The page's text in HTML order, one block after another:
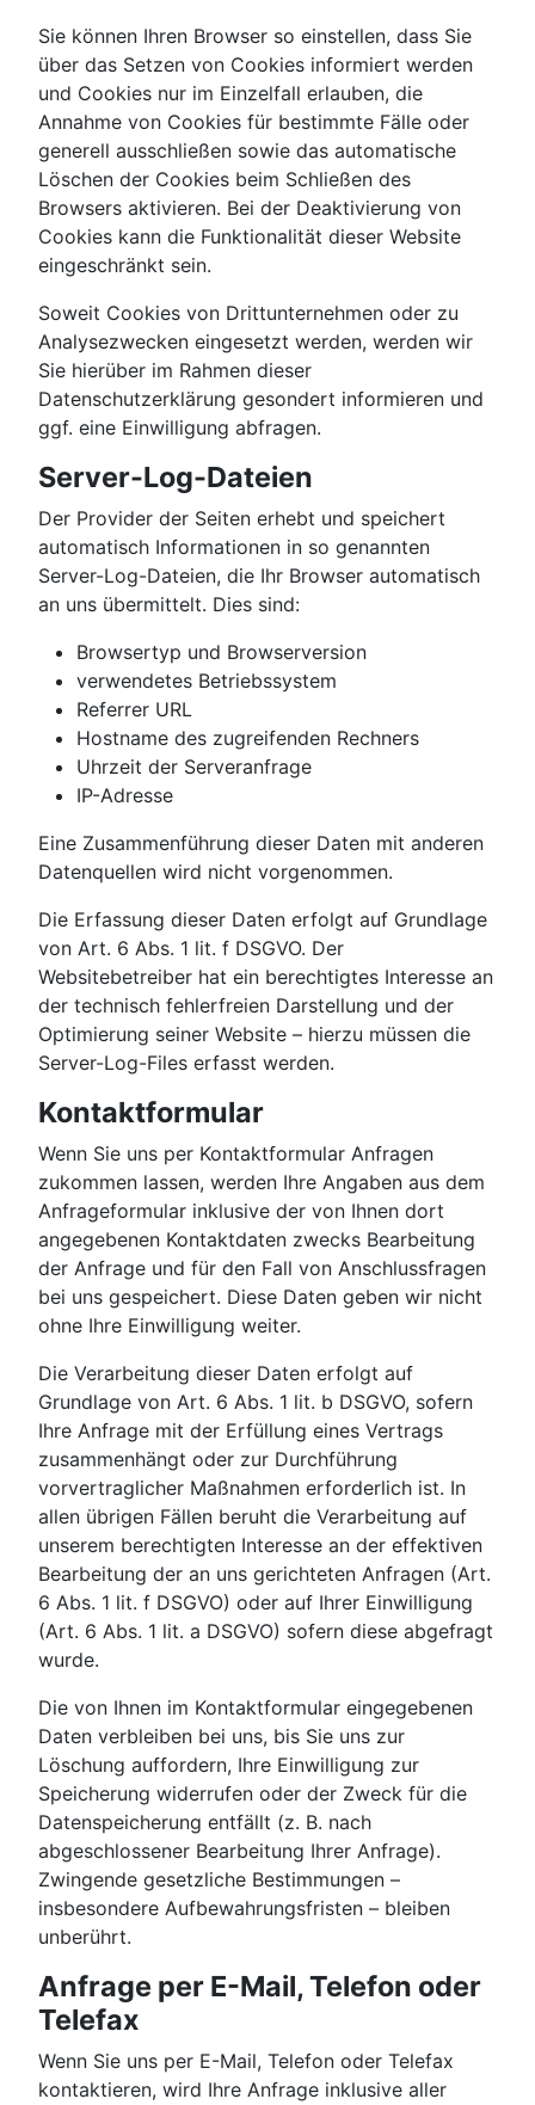
Sie können Ihren Browser so einstellen, dass Sie
über das Setzen von Cookies informiert werden
und Cookies nur im Einzelfall erlauben, die
Annahme von Cookies für bestimmte Fälle oder
generell ausschließen sowie das automatische
Löschen der Cookies beim Schließen des
Browsers aktivieren. Bei der Deaktivierung von
Cookies kann die Funktionalität dieser Website
eingeschränkt sein.
Soweit Cookies von Drittunternehmen oder zu
Analysezwecken eingesetzt werden, werden wir
Sie hierüber im Rahmen dieser
Datenschutzerklärung gesondert informieren und
ggf. eine Einwilligung abfragen.
Server-Log-Dateien
Der Provider der Seiten erhebt und speichert
automatisch Informationen in so genannten
Server-Log-Dateien, die Ihr Browser automatisch
an uns übermittelt. Dies sind:
Browsertyp und Browserversion
verwendetes Betriebssystem
Referrer URL
Hostname des zugreifenden Rechners
Uhrzeit der Serveranfrage
IP-Adresse
Eine Zusammenführung dieser Daten mit anderen
Datenquellen wird nicht vorgenommen.
Die Erfassung dieser Daten erfolgt auf Grundlage
von Art. 6 Abs. 1 lit. f DSGVO. Der
Websitebetreiber hat ein berechtigtes Interesse an
der technisch fehlerfreien Darstellung und der
Optimierung seiner Website – hierzu müssen die
Server-Log-Files erfasst werden.
Kontaktformular
Wenn Sie uns per Kontaktformular Anfragen
zukommen lassen, werden Ihre Angaben aus dem
Anfrageformular inklusive der von Ihnen dort
angegebenen Kontaktdaten zwecks Bearbeitung
der Anfrage und für den Fall von Anschlussfragen
bei uns gespeichert. Diese Daten geben wir nicht
ohne Ihre Einwilligung weiter.
Die Verarbeitung dieser Daten erfolgt auf
Grundlage von Art. 6 Abs. 1 lit. b DSGVO, sofern
Ihre Anfrage mit der Erfüllung eines Vertrags
zusammenhängt oder zur Durchführung
vorvertraglicher Maßnahmen erforderlich ist. In
allen übrigen Fällen beruht die Verarbeitung auf
unserem berechtigten Interesse an der effektiven
Bearbeitung der an uns gerichteten Anfragen (Art.
6 Abs. 1 lit. f DSGVO) oder auf Ihrer Einwilligung
(Art. 6 Abs. 1 lit. a DSGVO) sofern diese abgefragt
wurde.
Die von Ihnen im Kontaktformular eingegebenen
Daten verbleiben bei uns, bis Sie uns zur
Löschung auffordern, Ihre Einwilligung zur
Speicherung widerrufen oder der Zweck für die
Datenspeicherung entfällt (z. B. nach
abgeschlossener Bearbeitung Ihrer Anfrage).
Zwingende gesetzliche Bestimmungen –
insbesondere Aufbewahrungsfristen – bleiben
unberührt.
Anfrage per E-Mail, Telefon oder
Telefax
Wenn Sie uns per E-Mail, Telefon oder Telefax
kontaktieren, wird Ihre Anfrage inklusive aller